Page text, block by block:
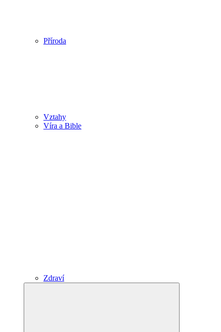
Příroda
Vztahy
Víra a Bible
Zdraví